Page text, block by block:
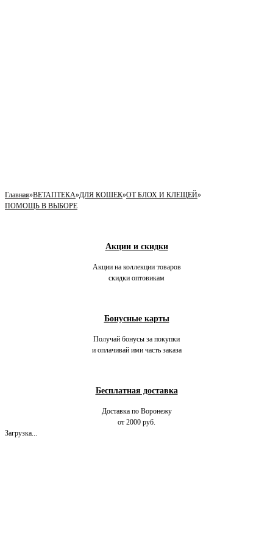
Главная»ВЕТАПТЕКА»ДЛЯ КОШЕК»ОТ БЛОХ И КЛЕЩЕЙ»
ПОМОЩЬ В ВЫБОРЕ
Акции и скидки
Акции на коллекции товаров
скидки оптовикам
Бонусные карты
Получай бонусы за покупки
и оплачивай ими часть заказа
Бесплатная доставка
Доставка по Воронежу
от 2000 руб.
Загрузка...